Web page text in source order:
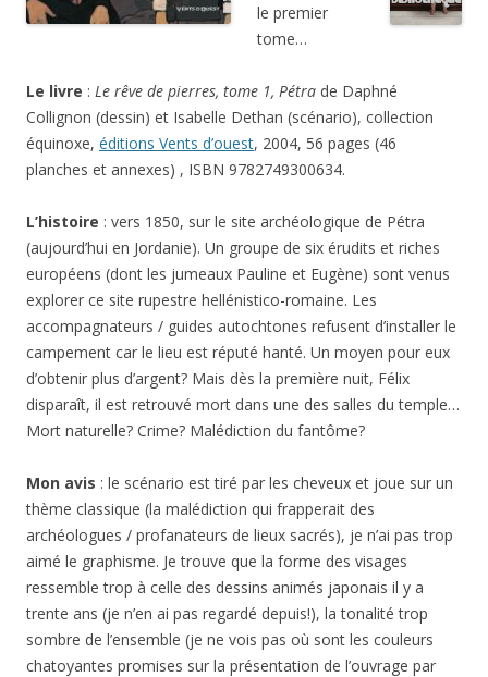
le premier
tome…
Le livre : Le rêve de pierres, tome 1, Pétra de Daphné
Collignon (dessin) et Isabelle Dethan (scénario), collection
équinoxe, éditions Vents d’ouest, 2004, 56 pages (46
planches et annexes) , ISBN 9782749300634.
L’histoire : vers 1850, sur le site archéologique de Pétra
(aujourd’hui en Jordanie). Un groupe de six érudits et riches
européens (dont les jumeaux Pauline et Eugène) sont venus
explorer ce site rupestre hellénistico-romaine. Les
accompagnateurs / guides autochtones refusent d’installer le
campement car le lieu est réputé hanté. Un moyen pour eux
d’obtenir plus d’argent? Mais dès la première nuit, Félix
disparaît, il est retrouvé mort dans une des salles du temple…
Mort naturelle? Crime? Malédiction du fantôme?
Mon avis : le scénario est tiré par les cheveux et joue sur un
thème classique (la malédiction qui frapperait des
archéologues / profanateurs de lieux sacrés), je n’ai pas trop
aimé le graphisme. Je trouve que la forme des visages
ressemble trop à celle des dessins animés japonais il y a
trente ans (je n’en ai pas regardé depuis!), la tonalité trop
sombre de l’ensemble (je ne vois pas où sont les couleurs
chatoyantes promises sur la présentation de l’ouvrage par